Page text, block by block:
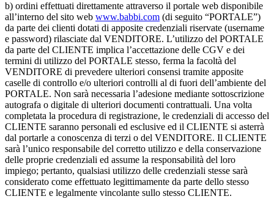
b) ordini effettuati direttamente attraverso il portale web disponibile
all’interno del sito web www.babbi.com (di seguito “PORTALE”)
da parte dei clienti dotati di apposite credenziali riservate (username
e password) rilasciate dal VENDITORE. L’utilizzo del PORTALE
da parte del CLIENTE implica l’accettazione delle CGV e dei
termini di utilizzo del PORTALE stesso, ferma la facoltà del
VENDITORE di prevedere ulteriori consensi tramite apposite
caselle di controllo e/o ulteriori controlli al di fuori dell’ambiente del
PORTALE. Non sarà necessaria l’adesione mediante sottoscrizione
autografa o digitale di ulteriori documenti contrattuali. Una volta
completata la procedura di registrazione, le credenziali di accesso del
CLIENTE saranno personali ed esclusive ed il CLIENTE si asterrà
dal portarle a conoscenza di terzi o del VENDITORE. Il CLIENTE
sarà l’unico responsabile del corretto utilizzo e della conservazione
delle proprie credenziali ed assume la responsabilità del loro
impiego; pertanto, qualsiasi utilizzo delle credenziali stesse sarà
considerato come effettuato legittimamente da parte dello stesso
CLIENTE e legalmente vincolante sullo stesso CLIENTE.